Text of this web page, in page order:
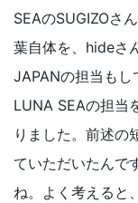
SEAのSUGIZOさ
葉自体を、hideさ
JAPANの担当もし
LUNA SEAの担当
りました。前述の
ていただいたんで
ね。よく考えると